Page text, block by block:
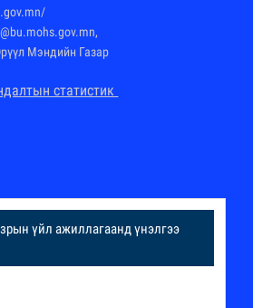
/
Эрүүл Мэндийн Газар
статистик
үйл ажиллагаанд үнэлгээ